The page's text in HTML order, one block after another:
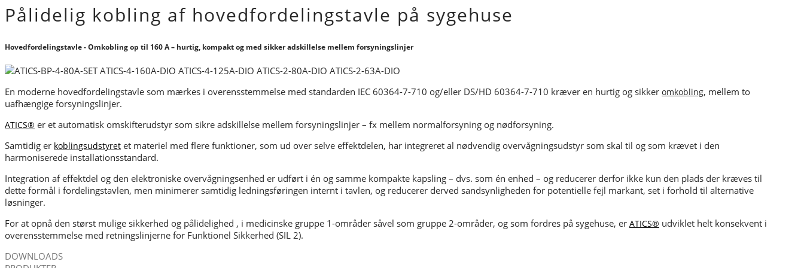
Pålidelig kobling af hovedfordelingstavle på sygehuse
Hovedfordelingstavle - Omkobling op til 160 A – hurtig, kompakt og med sikker adskillelse mellem forsyningslinjer
En moderne hovedfordelingstavle som mærkes i overensstemmelse med standarden IEC 60364-7-710 og/eller DS/HD 60364-7-710 kræver en hurtig og sikker omkobling, mellem to
uafhængige forsyningslinjer.
ATICS® er et automatisk omskifterudstyr som sikre adskillelse mellem forsyningslinjer – fx mellem normalforsyning og nødforsyning.
Samtidig er koblingsudstyret et materiel med flere funktioner, som ud over selve effektdelen, har integreret al nødvendig overvågningsudstyr som skal til og som krævet i den
harmoniserede installationsstandard.
Integration af effektdel og den elektroniske overvågningsenhed er udført i én og samme kompakte kapsling – dvs. som én enhed – og reducerer derfor ikke kun den plads der kræves til
dette formål i fordelingstavlen, men minimerer samtidig ledningsføringen internt i tavlen, og reducerer derved sandsynligheden for potentielle fejl markant, set i forhold til alternative
løsninger.
For at opnå den størst mulige sikkerhed og pålidelighed , i medicinske gruppe 1-områder såvel som gruppe 2-områder, og som fordres på sygehuse, er ATICS® udviklet helt konsekvent i
overensstemmelse med retningslinjerne for Funktionel Sikkerhed (SIL 2).
DOWNLOADS